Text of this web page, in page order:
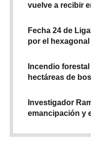
vuelve a recibir
Fecha 24 de
por el hexagonal
Incendio
hectáreas de
Investigador
emancipación y